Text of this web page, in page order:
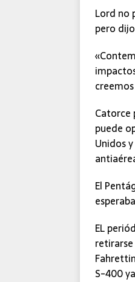
Lord no
pero
Catorce
puede
Unidos
El
EL
S-400